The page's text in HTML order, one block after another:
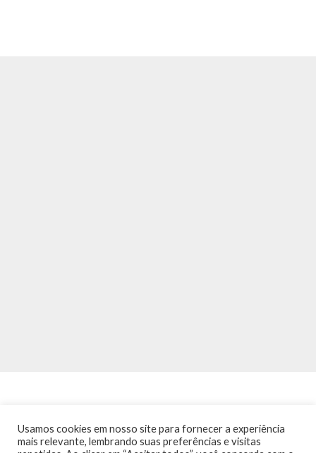
Usamos cookies em nosso site para fornecer a experiência
mais relevante, lembrando suas preferências e visitas